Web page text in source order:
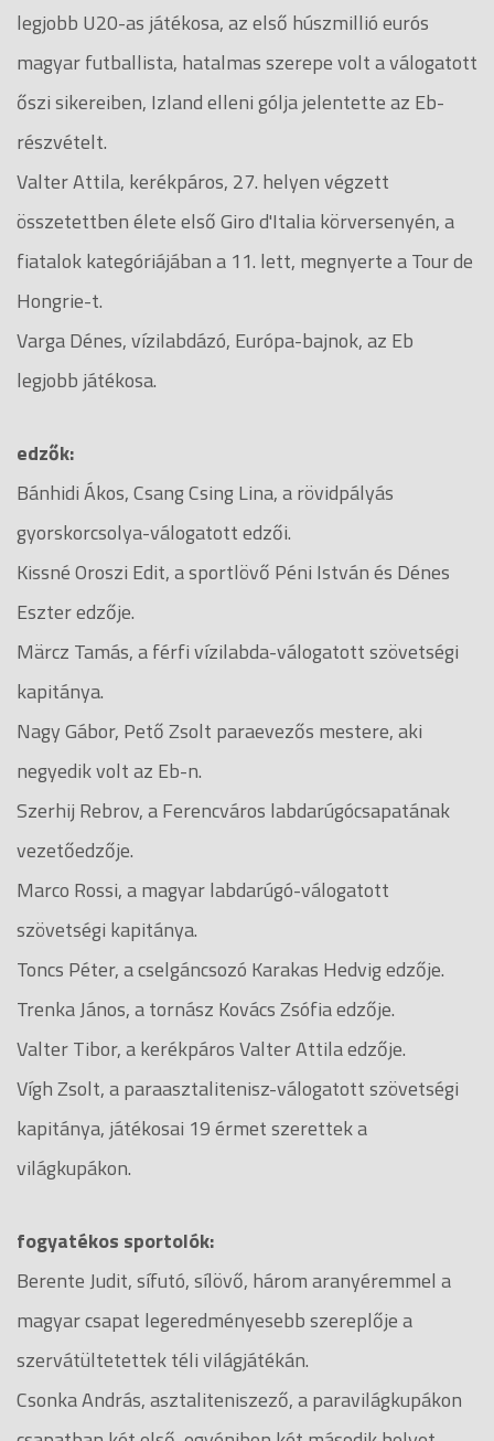
legjobb U20-as játékosa, az első húszmillió eurós
magyar futballista, hatalmas szerepe volt a válogatott
őszi sikereiben, Izland elleni gólja jelentette az Eb-
részvételt.
Valter Attila, kerékpáros, 27. helyen végzett
összetettben élete első Giro d'Italia körversenyén, a
fiatalok kategóriájában a 11. lett, megnyerte a Tour de
Hongrie-t.
Varga Dénes, vízilabdázó, Európa-bajnok, az Eb
legjobb játékosa.
edzők:
Bánhidi Ákos, Csang Csing Lina, a rövidpályás
gyorskorcsolya-válogatott edzői.
Kissné Oroszi Edit, a sportlövő Péni István és Dénes
Eszter edzője.
Märcz Tamás, a férfi vízilabda-válogatott szövetségi
kapitánya.
Nagy Gábor, Pető Zsolt paraevezős mestere, aki
negyedik volt az Eb-n.
Szerhij Rebrov, a Ferencváros labdarúgócsapatának
vezetőedzője.
Marco Rossi, a magyar labdarúgó-válogatott
szövetségi kapitánya.
Toncs Péter, a cselgáncsozó Karakas Hedvig edzője.
Trenka János, a tornász Kovács Zsófia edzője.
Valter Tibor, a kerékpáros Valter Attila edzője.
Vígh Zsolt, a paraasztalitenisz-válogatott szövetségi
kapitánya, játékosai 19 érmet szerettek a
világkupákon.
fogyatékos sportolók:
Berente Judit, sífutó, sílövő, három aranyéremmel a
magyar csapat legeredményesebb szereplője a
szervátültetettek téli világjátékán.
Csonka András, asztaliteniszező, a paravilágkupákon